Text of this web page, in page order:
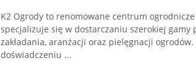
K2 Ogrody to renomowane centrum
specjalizuje się w dostarczaniu szerokiej
zakładania, aranżacji oraz pielęgnacji
doświadczeniu ...